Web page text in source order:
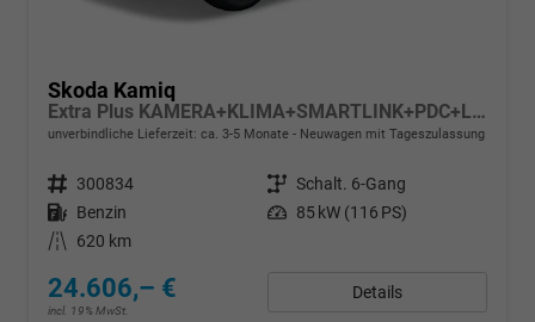
Skoda Kamiq
Extra Plus KAMERA+KLIMA+SMARTLINK+PDC+LED+TEMPOMAT
unverbindliche Lieferzeit: ca. 3-5 Monate Neuwagen mit Tageszulassung
Fahrzeugnr. 300834 Getriebe Schalt. 6-Gang
Kraftstoff Benzin Leistung 85 kW (116 PS)
Kilometerstand
620 km
24.606,– €
incl. 19% MwSt.
Details